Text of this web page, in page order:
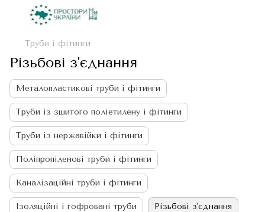
Труби і фітинги
Різьбові з'єднання
Металопластикові труби і фітинги
Труби із зшитого поліетилену і фітинги
Труби із нержавійки і фітинги
Поліпропіленові труби і фітинги
Каналізаційні труби і фітинги
Ізоляційні і гофровані труби Різьбові з'єднання